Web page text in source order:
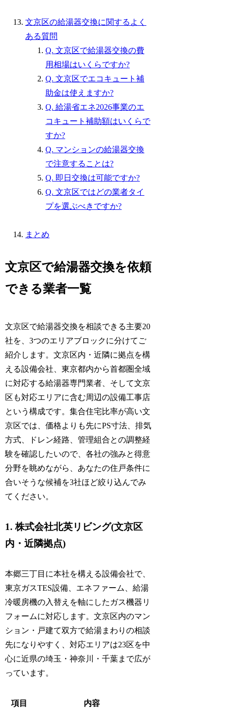
文京区の給湯器交換に関するよく
ある質問
Q. 文京区で給湯器交換の費
用相場はいくらですか?
Q. 文京区でエコキュート補
助金は使えますか?
Q. 給湯省エネ2026事業のエ
コキュート補助額はいくらで
すか?
Q. マンションの給湯器交換
で注意することは?
Q. 即日交換は可能ですか?
Q. 文京区ではどの業者タイ
プを選ぶべきですか?
まとめ
文京区で給湯器交換を依頼
できる業者一覧
文京区で給湯器交換を相談できる主要20
社を、3つのエリアブロックに分けてご
紹介します。文京区内・近隣に拠点を構
える設備会社、東京都内から首都圏全域
に対応する給湯器専門業者、そして文京
区も対応エリアに含む周辺の設備工事店
という構成です。集合住宅比率が高い文
京区では、価格よりも先にPS寸法、排気
方式、ドレン経路、管理組合との調整経
験を確認したいので、各社の強みと得意
分野を眺めながら、あなたの住戸条件に
合いそうな候補を3社ほど絞り込んでみ
てください。
1. 株式会社北英リビング(文京区
内・近隣拠点)
本郷三丁目に本社を構える設備会社で、
東京ガスTES設備、エネファーム、給湯
冷暖房機の入替えを軸にしたガス機器リ
フォームに対応します。文京区内のマン
ション・戸建て双方で給湯まわりの相談
先になりやすく、対応エリアは23区を中
心に近県の埼玉・神奈川・千葉まで広が
っています。
項目
内容